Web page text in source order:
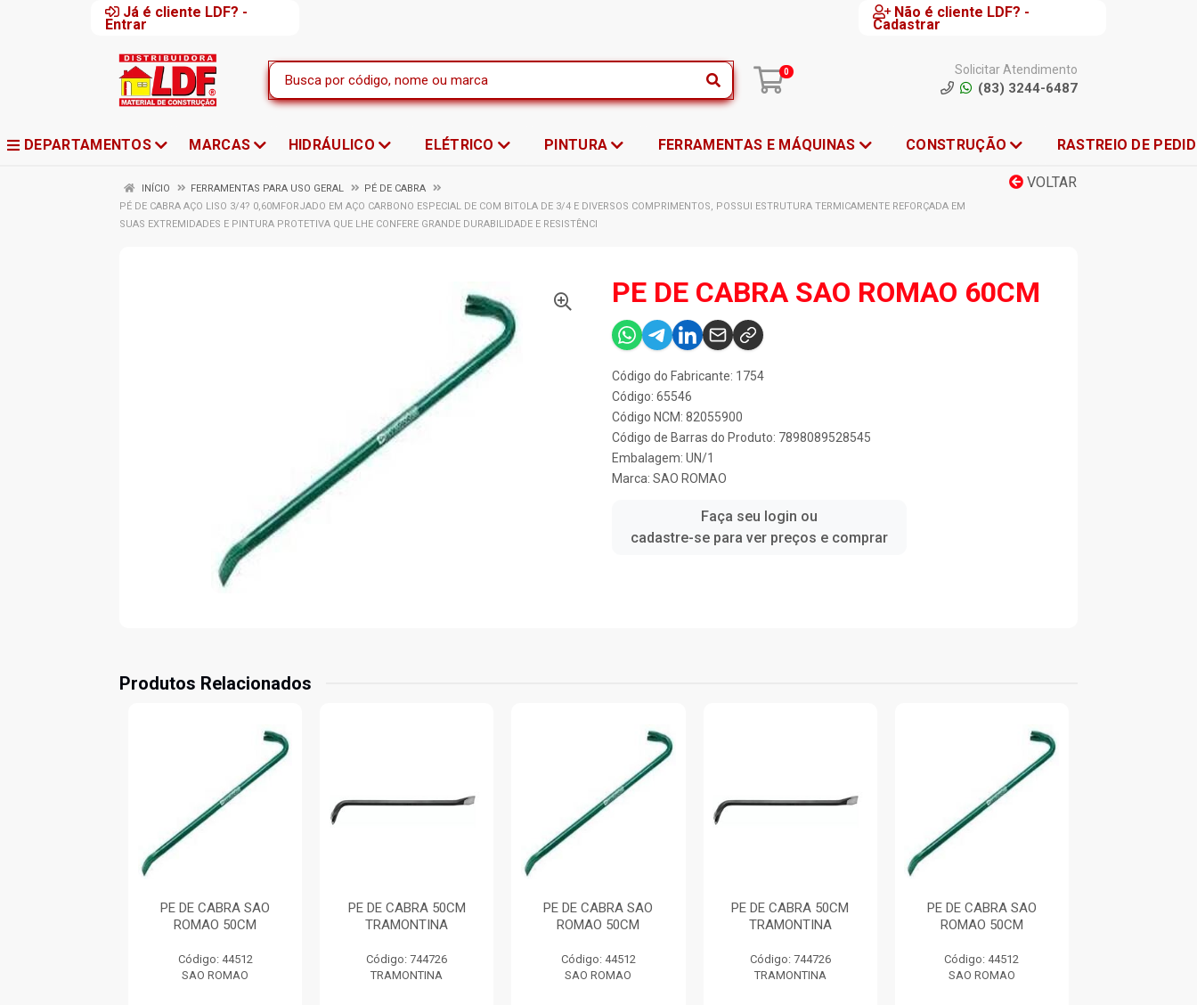
Já é cliente LDF? -
Entrar
Não é cliente LDF? -
Cadastrar
0 Solicitar Atendimento
(83) 3244-6487
DEPARTAMENTOS MARCAS HIDRÁULICO ELÉTRICO PINTURA FERRAMENTAS E MÁQUINAS CONSTRUÇÃO RASTREIO DE
VOLTAR
INÍCIO FERRAMENTAS PARA USO GERAL
PÉ DE CABRA
PÉ DE CABRA AÇO LISO 3/4? 0,60MFORJADO EM AÇO CARBONO ESPECIAL DE COM BITOLA DE 3/4 E DIVERSOS COMPRIMENTOS, POSSUI ESTRUTURA TERMICAMENTE REFORÇADA EM
SUAS EXTREMIDADES E PINTURA PROTETIVA QUE LHE CONFERE GRANDE DURABILIDADE E RESISTÊNCI
PE DE CABRA SAO ROMAO 60CM
Código do Fabricante: 1754
Código: 65546
Código NCM: 82055900
Código de Barras do Produto: 7898089528545
Embalagem: UN/1
Marca: SAO ROMAO
Faça seu login ou
cadastre-se para ver preços e comprar
Produtos Relacionados
PE DE CABRA SAO
ROMAO 50CM
Código: 44512
SAO ROMAO
PE DE CABRA 50CM
TRAMONTINA
Código: 744726
TRAMONTINA
PE DE CABRA SAO
ROMAO 50CM
Código: 44512
SAO ROMAO
PE DE CABRA 50CM
TRAMONTINA
Código: 744726
TRAMONTINA
PE DE CABRA SAO
ROMAO 50CM
Código: 44512
SAO ROMAO